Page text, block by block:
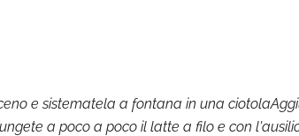
e sistematela a fontana in una
a poco a poco il latte a filo e con